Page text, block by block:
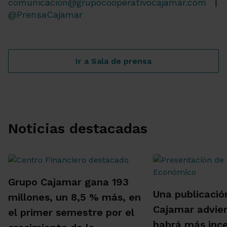
comunicacion@grupocooperativocajamar.com
@PrensaCajamar
Ir a Sala de prensa
Noticias destacadas
Grupo Cajamar gana 193
millones, un 8,5 % más, en
el primer semestre por el
Una
Cajamar
habrá más